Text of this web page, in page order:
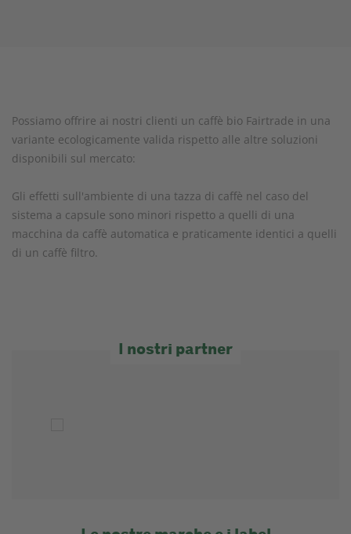
Possiamo offrire ai nostri clienti un caffè bio Fairtrade in una
variante ecologicamente valida rispetto alle altre soluzioni
disponibili sul mercato:
Gli effetti sull'ambiente di una tazza di caffè nel caso del
sistema a capsule sono minori rispetto a quelli di una
macchina da caffè automatica e praticamente identici a quelli
di un caffè filtro.
I nostri partner